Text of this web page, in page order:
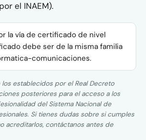
el INAEM).
la vía de certificado de nivel
debe ser de la misma familia
comunicaciones.
establecidos por el Real Decreto
posteriores para el acceso a los
del Sistema Nacional de
Si tienes dudas sobre si cumples
acreditarlos, contáctanos antes de